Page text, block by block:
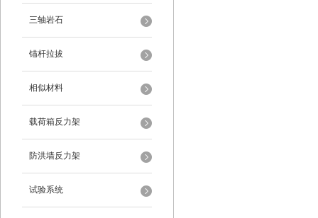
三轴岩石
锚杆拉拔
相似材料
载荷箱反力架
防洪墙反力架
试验系统